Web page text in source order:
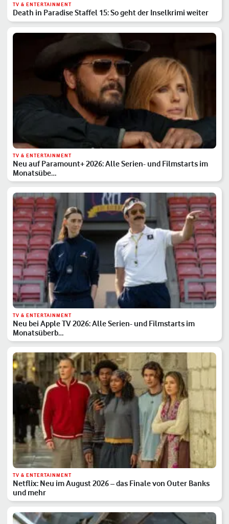
TV & ENTERTAINMENT
Death in Paradise Staffel 15: So geht der Inselkrimi weiter
TV & ENTERTAINMENT
Neu auf Paramount+ 2026: Alle Serien- und Filmstarts im
Monatsübe…
TV & ENTERTAINMENT
Neu bei Apple TV 2026: Alle Serien- und Filmstarts im
Monatsüberb…
TV & ENTERTAINMENT
Netflix: Neu im August 2026 – das Finale von Outer Banks
und mehr